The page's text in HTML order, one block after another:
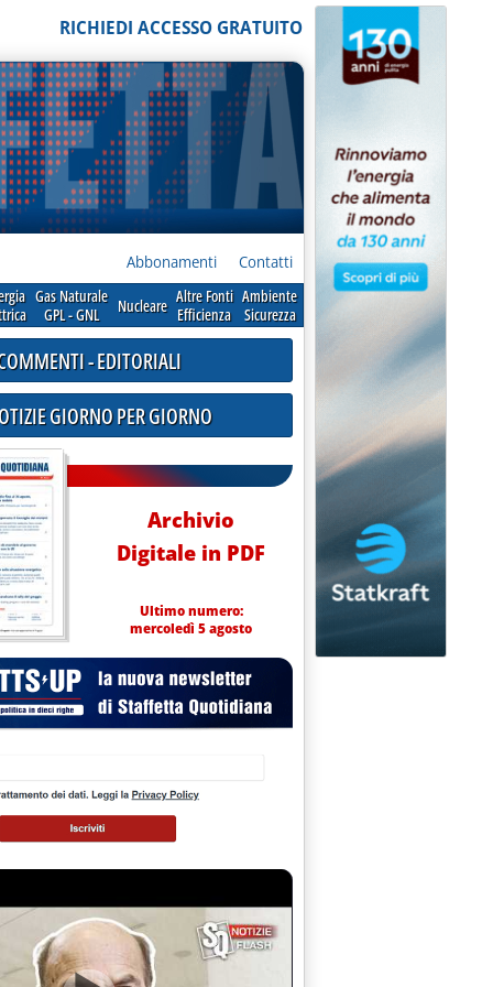
RICHIEDI ACCESSO GRATUITO
Abbonamenti Contatti
Gas Naturale
GPL - GNL
Nucleare Altre Fonti
Efficienza
Ambiente
Sicurezza
- EDITORIALI
GIORNO PER GIORNO
Archivio
Digitale in PDF
Ultimo numero:
mercoledì 5 agosto